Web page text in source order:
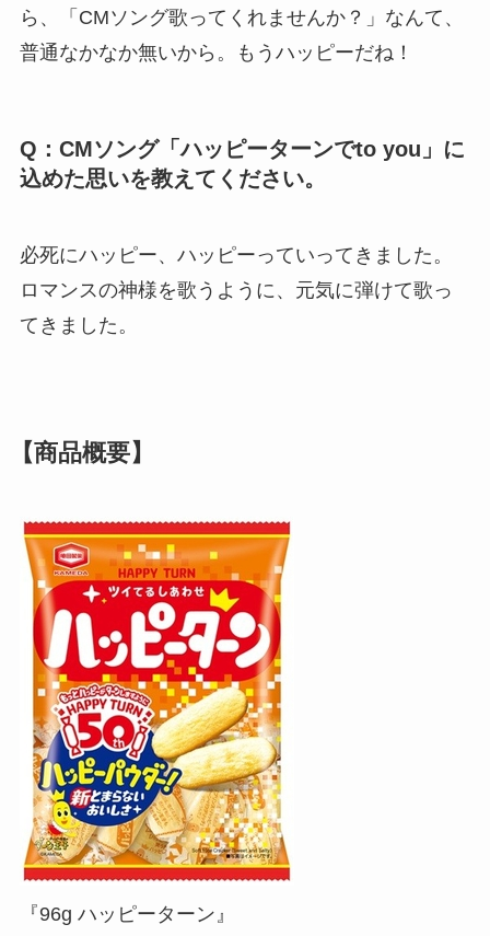
ら、「CMソング歌ってくれませんか？」なんて、
普通なかなか無いから。もうハッピーだね！
Q：CMソング「ハッピーターンでto you」に
込めた思いを教えてください。
必死にハッピー、ハッピーっていってきました。
ロマンスの神様を歌うように、元気に弾けて歌っ
てきました。
【商品概要】
『96g ハッピーターン』